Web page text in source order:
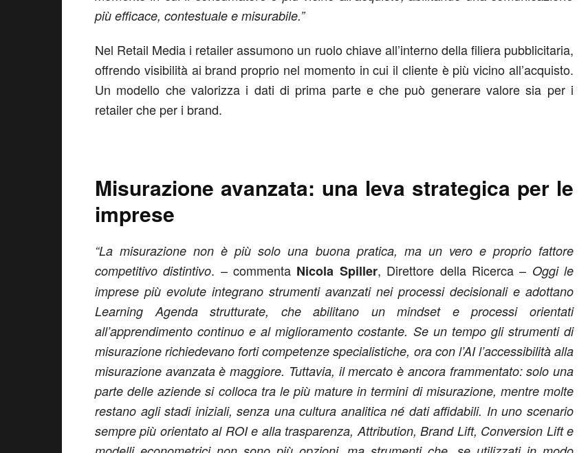
più efficace, contestuale e misurabile.”
Nel Retail Media i retailer assumono un ruolo chiave all’interno della filiera pubblicitaria,
offrendo visibilità ai brand proprio nel momento in cui il cliente è più vicino all’acquisto.
Un modello che valorizza i dati di prima parte e che può generare valore sia per i
retailer che per i brand.
Misurazione avanzata: una leva strategica per le
imprese
“La misurazione non è più solo una buona pratica, ma un vero e proprio fattore
competitivo distintivo. – commenta Nicola Spiller, Direttore della Ricerca – Oggi le
imprese più evolute integrano strumenti avanzati nei processi decisionali e adottano
Learning Agenda strutturate, che abilitano un mindset e processi orientati
all’apprendimento continuo e al miglioramento costante. Se un tempo gli strumenti di
misurazione richiedevano forti competenze specialistiche, ora con l’AI l’accessibilità alla
misurazione avanzata è maggiore. Tuttavia, il mercato è ancora frammentato: solo una
parte delle aziende si colloca tra le più mature in termini di misurazione, mentre molte
restano agli stadi iniziali, senza una cultura analitica né dati affidabili. In uno scenario
sempre più orientato al ROI e alla trasparenza, Attribution, Brand Lift, Conversion Lift e